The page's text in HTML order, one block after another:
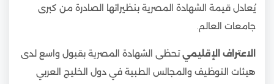
يُعادل قيمة الشهادة المصرية بنظيراتها الصادرة من كبرى
جامعات العالم.
الاعتراف الإقليميتحظى الشهادة المصرية بقبول واسع لدى
هيئات التوظيف والمجالس الطبية في دول الخليج العربي